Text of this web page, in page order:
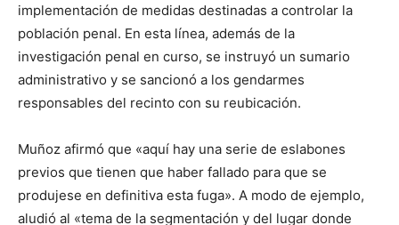
implementación de medidas destinadas a controlar la
población penal. En esta línea, además de la
investigación penal en curso, se instruyó un sumario
administrativo y se sancionó a los gendarmes
responsables del recinto con su reubicación.
Muñoz afirmó que «aquí hay una serie de eslabones
previos que tienen que haber fallado para que se
produjese en definitiva esta fuga». A modo de ejemplo,
aludió al «tema de la segmentación y del lugar donde